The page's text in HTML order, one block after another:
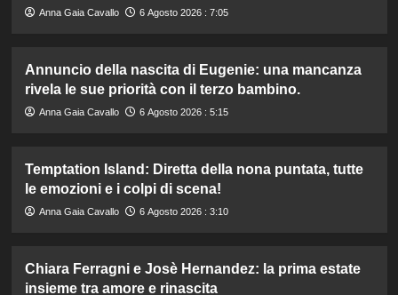
Anna Gaia Cavallo 6 Agosto 2026 : 7:05
Annuncio della nascita di Eugenie: una mancanza
rivela le sue priorità con il terzo bambino.
Anna Gaia Cavallo 6 Agosto 2026 : 5:15
Temptation Island: Diretta della nona puntata, tutte
le emozioni e i colpi di scena!
Anna Gaia Cavallo 6 Agosto 2026 : 3:10
Chiara Ferragni e Josè Hernandez: la prima estate
insieme tra amore e rinascita